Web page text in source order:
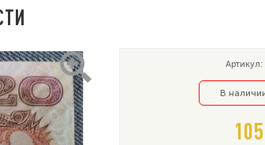
Артикул:
В